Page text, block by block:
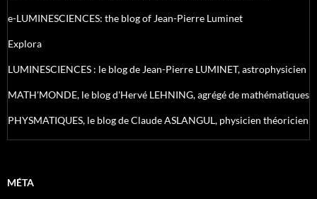
e-LUMINESCIENCES: the blog of Jean-Pierre Luminet
Explora
LUMINESCIENCES : le blog de Jean-Pierre LUMINET, astrophysicien
MATH'MONDE, le blog d'Hervé LEHNING, agrégé de mathématiques
PHYSMATIQUES, le blog de Claude ASLANGUL, physicien théoricien
MÉTA